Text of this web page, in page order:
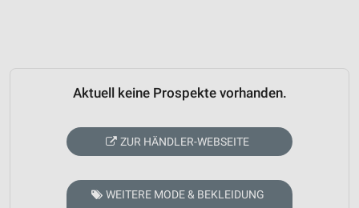
Aktuell keine Prospekte vorhanden.
ZUR HÄNDLER-WEBSEITE
WEITERE MODE & BEKLEIDUNG